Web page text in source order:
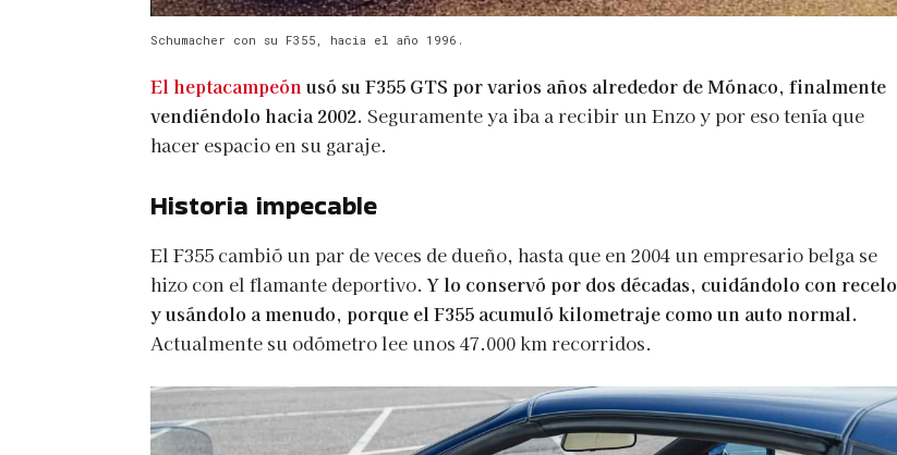
Schumacher con su F355, hacia el año 1996.
El heptacampeón usó su F355 GTS por varios años alrededor de Mónaco, finalmente
vendiéndolo hacia 2002. Seguramente ya iba a recibir un Enzo y por eso tenía que
hacer espacio en su garaje.
Historia impecable
El F355 cambió un par de veces de dueño, hasta que en 2004 un empresario belga se
hizo con el flamante deportivo.Y lo conservó por dos décadas, cuidándolo con recelo
y usándolo a menudo, porque el F355 acumuló kilometraje como un auto normal.
Actualmente su odómetro lee unos 47.000 km recorridos.